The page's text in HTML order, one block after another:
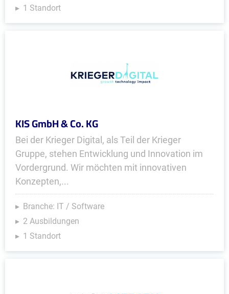
1 Standort
KIS GmbH & Co. KG
Bei der Krieger Digital, als Teil der Krieger
Gruppe, stehen Entwicklung und Innovation im
Vordergrund. Wir möchten mit innovativen
Konzepten,...
Branche: IT / Software
2 Ausbildungen
1 Standort